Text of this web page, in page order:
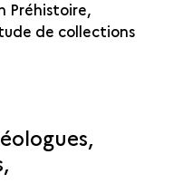
Préhistoire,
de collections